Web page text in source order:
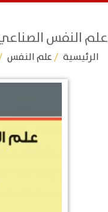
علم النفس
الرئيسية /علم النفس